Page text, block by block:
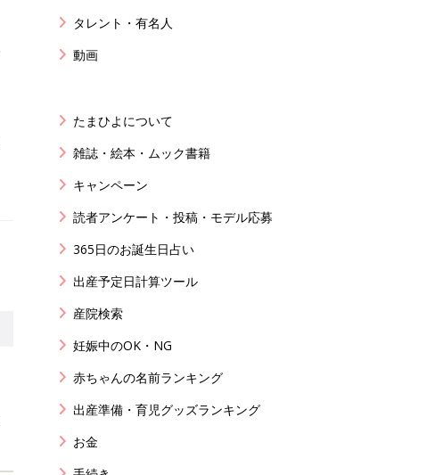
タレント・有名人
動画
たまひよについて
雑誌・絵本・ムック書籍
キャンペーン
読者アンケート・投稿・モデル応募
365日のお誕生日占い
出産予定日計算ツール
産院検索
妊娠中のOK・NG
赤ちゃんの名前ランキング
出産準備・育児グッズランキング
お金